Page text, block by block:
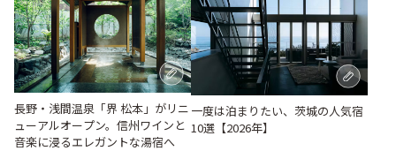
長野・浅間温泉「界 松本」がリニ
ューアルオープン。信州ワインと
音楽に浸るエレガントな湯宿へ
一度は泊まりたい、茨城の人気宿
10選【2026年】